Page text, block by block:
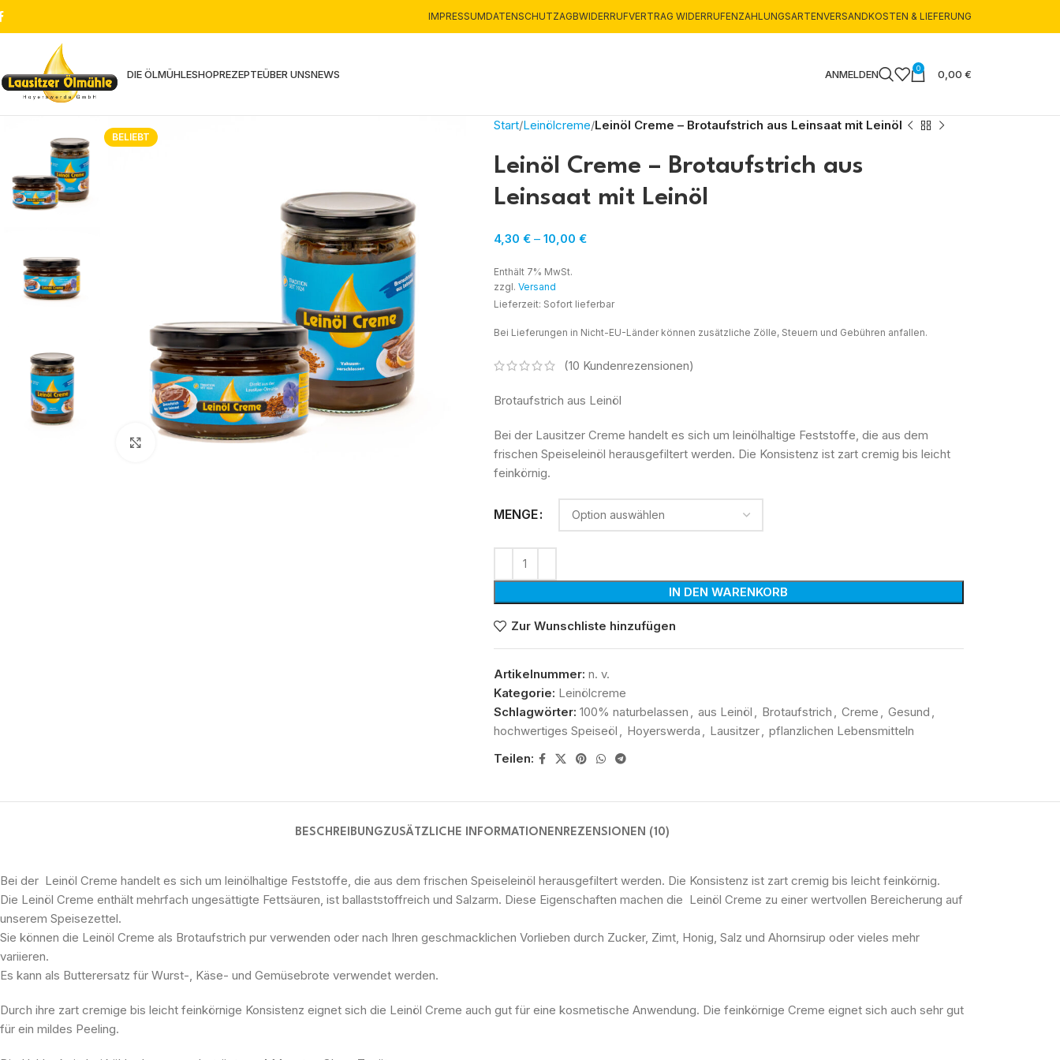
IMPRESSUMDATENSCHUTZAGBWIDERRUFVERTRAG WIDERRUFENZAHLUNGSARTENVERSANDKOSTEN & LIEFERUNG
DIE ÖLMÜHLESHOPREZEPTEÜBER UNSNEWS ANMELDEN 0 0,00 €
BELIEBT
Klick zum Vergrößern
Start Leinölcreme Leinöl Creme – Brotaufstrich aus Leinsaat mit Leinöl
Leinöl Creme – Brotaufstrich aus
Leinsaat mit Leinöl
4,30 € – 10,00 €
Enthält 7% MwSt.
zzgl. Versand
Lieferzeit: Sofort lieferbar
Bei Lieferungen in Nicht-EU-Länder können zusätzliche Zölle, Steuern und Gebühren anfallen.
(10 Kundenrezensionen)
Brotaufstrich aus Leinöl
Bei der Lausitzer Creme handelt es sich um leinölhaltige Feststoffe, die aus dem
frischen Speiseleinöl herausgefiltert werden. Die Konsistenz ist zart cremig bis leicht
feinkörnig.
MENGE
IN DEN WARENKORB
Zur Wunschliste hinzufügen
Artikelnummer: n. v.
Kategorie: Leinölcreme
Schlagwörter: 100% naturbelassen , aus Leinöl , Brotaufstrich , Creme , Gesund ,
hochwertiges Speiseöl , Hoyerswerda , Lausitzer, pflanzlichen Lebensmitteln
Teilen:
BESCHREIBUNGZUSÄTZLICHE INFORMATIONEN REZENSIONEN (10)
Bei der Leinöl Creme handelt es sich um leinölhaltige Feststoffe, die aus dem frischen Speiseleinöl herausgefiltert werden. Die Konsistenz ist zart cremig bis leicht feinkörnig.
Die Leinöl Creme enthält mehrfach ungesättigte Fettsäuren, ist ballaststoffreich und Salzarm. Diese Eigenschaften machen die Leinöl Creme zu einer wertvollen Bereicherung auf
unserem Speisezettel.
Sie können die Leinöl Creme als Brotaufstrich pur verwenden oder nach Ihren geschmacklichen Vorlieben durch Zucker, Zimt, Honig, Salz und Ahornsirup oder vieles mehr
variieren.
Es kann als Butterersatz für Wurst-, Käse- und Gemüsebrote verwendet werden.
Durch ihre zart cremige bis leicht feinkörnige Konsistenz eignet sich die Leinöl Creme auch gut für eine kosmetische Anwendung. Die feinkörnige Creme eignet sich auch sehr gut
für ein mildes Peeling.